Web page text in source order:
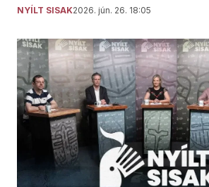
NYÍLT SISAK2026. jún. 26. 18:05